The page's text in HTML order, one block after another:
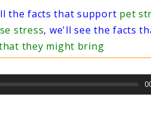
thefacts that support pet
stress, we'll see the facts
they might bring